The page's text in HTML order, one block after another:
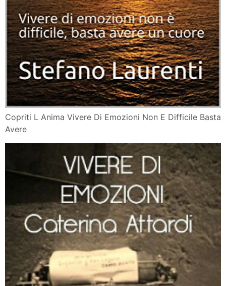
Copriti L Anima Vivere Di Emozioni Non E Difficile Basta
Avere